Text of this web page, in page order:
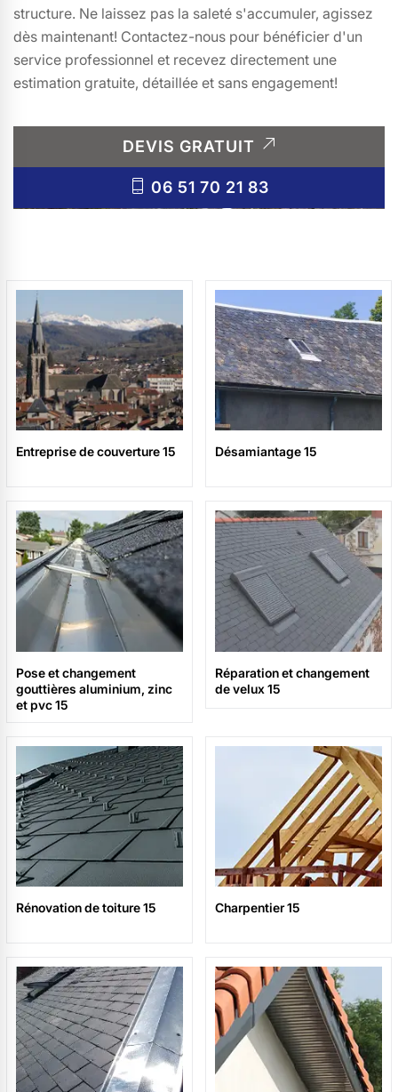
structure. Ne laissez pas la saleté s'accumuler, agissez
dès maintenant! Contactez-nous pour bénéficier d'un
service professionnel et recevez directement une
estimation gratuite, détaillée et sans engagement!
DEVIS GRATUIT
06 51 70 21 83
Entreprise de couverture 15 Désamiantage 15
Pose et changement
gouttières aluminium, zinc
et pvc 15
Réparation et changement
de velux 15
Rénovation de toiture 15 Charpentier 15